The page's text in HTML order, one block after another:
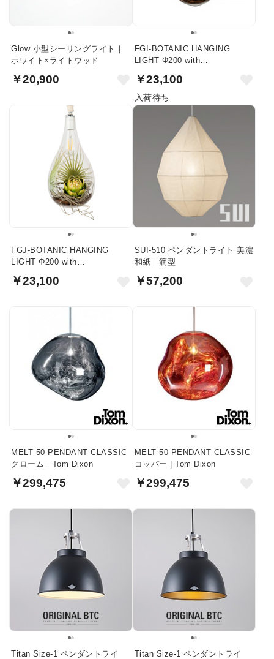
Glow 小型シーリングライト｜
ホワイト×ライトウッド
￥20,900
FGI-BOTANIC HANGING
LIGHT Φ200 with
￥23,100
入荷待ち
FGJ-BOTANIC HANGING
LIGHT Φ200 with
￥23,100
SUI-510 ペンダントライト 美濃
和紙｜滴型
￥57,200
MELT 50 PENDANT CLASSIC
クローム｜Tom Dixon
￥299,475
MELT 50 PENDANT CLASSIC
コッパー | Tom Dixon
￥299,475
Titan Size-1 ペンダントライ
Titan Size-1 ペンダントライ